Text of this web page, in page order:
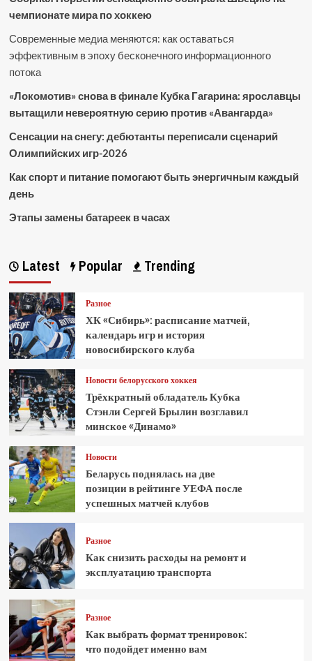
чемпионате мира по хоккею
Современные медиа меняются: как оставаться
эффективным в эпоху бесконечного информационного
потока
«Локомотив» снова в финале Кубка Гагарина: ярославцы
вытащили невероятную серию против «Авангарда»
Сенсации на снегу: дебютанты переписали сценарий
Олимпийских игр-2026
Как спорт и питание помогают быть энергичным каждый
день
Этапы замены батареек в часах
Latest Popular Trending
Разное
ХК «Сибирь»: расписание матчей,
календарь игр и история
новосибирского клуба
Новости белорусского хоккея
Трёхкратный обладатель Кубка
Стэнли Сергей Брылин возглавил
минское «Динамо»
Новости
Беларусь поднялась на две
позиции в рейтинге УЕФА после
успешных матчей клубов
Разное
Как снизить расходы на ремонт и
эксплуатацию транспорта
Разное
Как выбрать формат тренировок:
что подойдет именно вам